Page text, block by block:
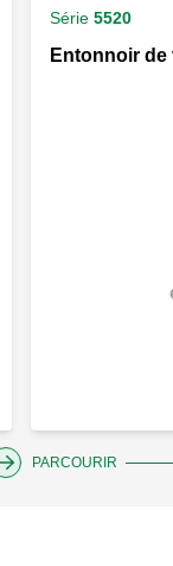
Série 5520
Entonnoir de
PARCOURIR